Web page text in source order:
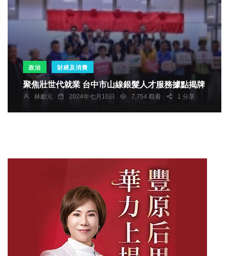
政治 財經及消費
聚焦壯世代就業 台中市山線銀髮人才服務據點揭牌
林獻元 2024年七月10日 7,754 觀看 1 分享